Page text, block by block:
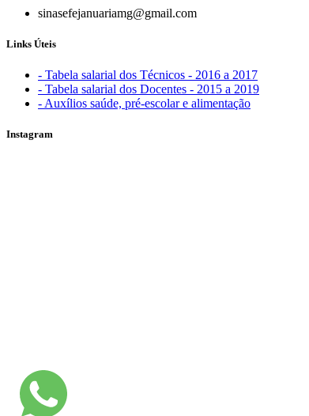
sinasefejanuariamg@gmail.com
Links Úteis
- Tabela salarial dos Técnicos - 2016 a 2017
- Tabela salarial dos Docentes - 2015 a 2019
- Auxílios saúde, pré-escolar e alimentação
Instagram